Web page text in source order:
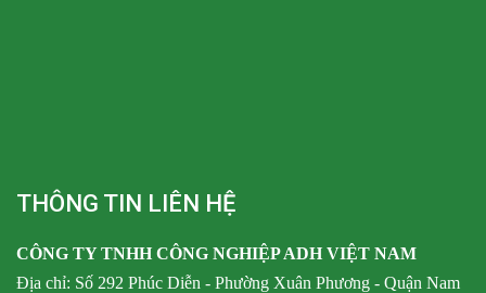
THÔNG TIN LIÊN HỆ
CÔNG TY TNHH CÔNG NGHIỆP ADH VIỆT NAM
Địa chỉ: Số 292 Phúc Diễn - Phường Xuân Phương - Quận Nam